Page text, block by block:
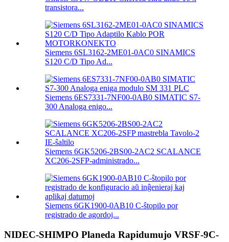
transistora...
Siemens 6SL3162-2ME01-0AC0 SINAMICS
S120 C/D Tipo Ad...
Siemens 6ES7331-7NF00-0AB0 SIMATIC S7-
300 Analoga enigo...
Siemens 6GK5206-2BS00-2AC2 SCALANCE
XC206-2SFP-administrado...
Siemens 6GK1900-0AB10 C-ŝtopilo por
registrado de agordoj...
NIDEC-SHIMPO Planeda Rapidumujo VRSF-9C-